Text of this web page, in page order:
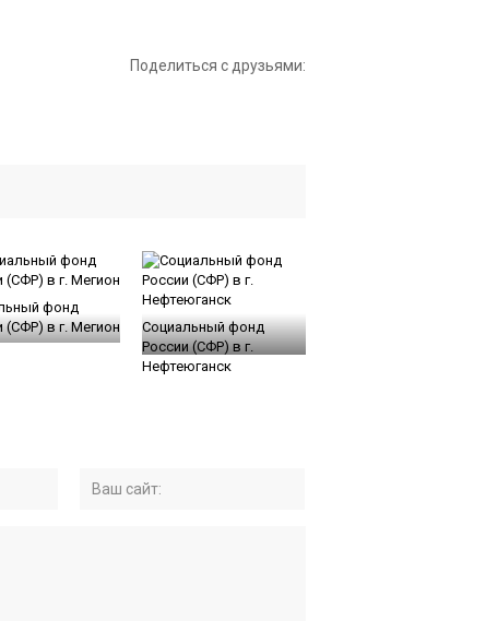
Поделиться с друзьями:
фонд
(СФР) в г. Мегион
Социальный фонд
России (СФР) в г.
Нефтеюганск